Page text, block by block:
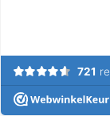
721